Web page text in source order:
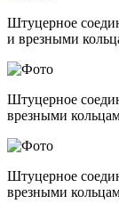
Штуцерное
и врезными
Штуцерное
врезными
Штуцерное
врезными